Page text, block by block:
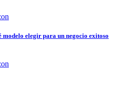
elegir para un negocio exitoso